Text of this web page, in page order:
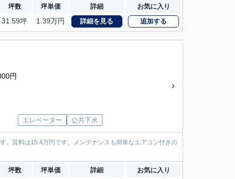
坪数 坪単価 詳細 お気に入り
31.59坪 1.39万円 詳細を見る 追加する
円
エレベーター 公共下水
。賃料は15.4万円です。メンテナンスも簡単なエアコン付きの
坪数 坪単価 詳細 お気に入り